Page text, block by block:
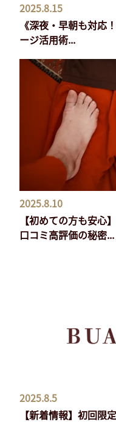
2025.8.15
《深夜・早朝も対応
ージ活用術...
2025.8.10
【初めての方も安心
口コミ高評価の秘密...
2025.8.5
【新着情報】初回限